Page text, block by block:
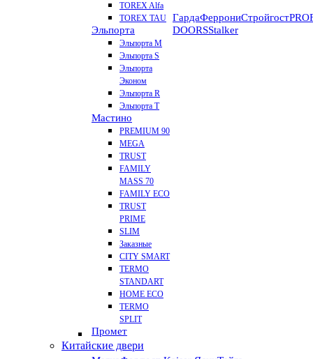
TOREX Alfa
TOREX TAU
Эльпорта
Эльпорта M
Эльпорта S
Эльпорта
Эконом
Эльпорта R
Эльпорта Т
Мастино
PREMIUM 90
MEGA
TRUST
FAMILY
MASS 70
FAMILY ECO
TRUST
PRIME
SLIM
Заказные
CITY SMART
TERMO
STANDART
HOME ECO
ТЕRМО
SPLIT
Промет
ГардаФеррониСтройгост
DOORSStalker
Китайские двери